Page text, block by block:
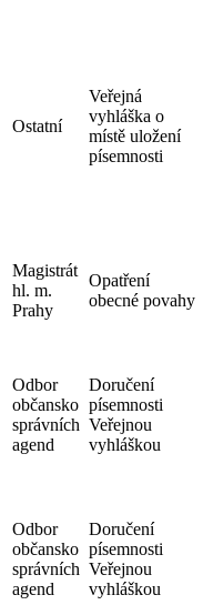
Ostatní
Veřejná
vyhláška o
místě uložení
písemnosti
Magistrát
hl. m.
Prahy
Opatření
obecné povahy
Odbor
občansko
správních
agend
Doručení
písemnosti
Veřejnou
vyhláškou
Odbor
občansko
správních
agend
Doručení
písemnosti
Veřejnou
vyhláškou